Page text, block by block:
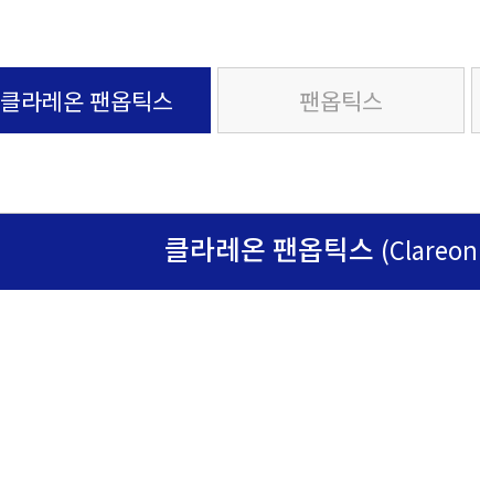
클라레온 팬옵틱스 팬옵틱스
클라레온 팬옵틱스